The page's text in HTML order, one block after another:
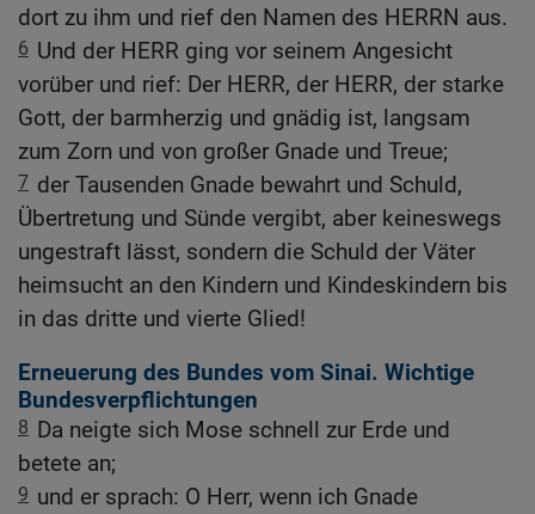
dort zu ihm und rief den Namen des HERRN aus.
6 Und der HERR ging vor seinem Angesicht
vorüber und rief: Der HERR, der HERR, der starke
Gott, der barmherzig und gnädig ist, langsam
zum Zorn und von großer Gnade und Treue;
7 der Tausenden Gnade bewahrt und Schuld,
Übertretung und Sünde vergibt, aber keineswegs
ungestraft lässt, sondern die Schuld der Väter
heimsucht an den Kindern und Kindeskindern bis
in das dritte und vierte Glied!
Erneuerung des Bundes vom Sinai. Wichtige
Bundesverpflichtungen
8 Da neigte sich Mose schnell zur Erde und
betete an;
9 und er sprach: O Herr, wenn ich Gnade